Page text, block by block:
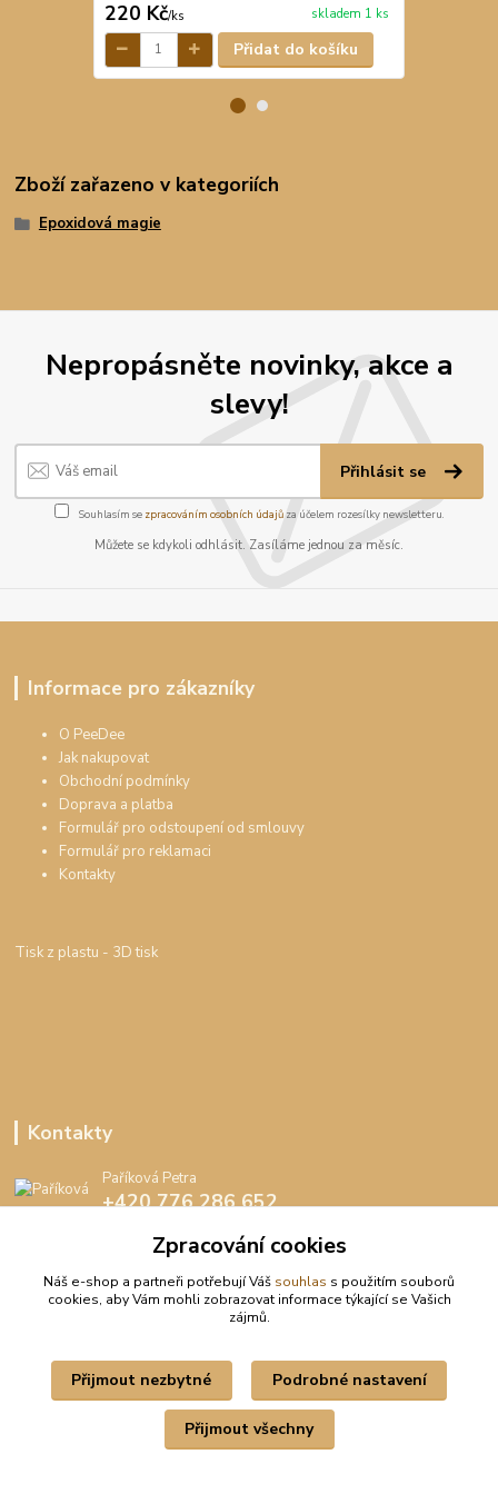
220 Kč/ks skladem 1 ks
Přidat do košíku
Zboží zařazeno v kategoriích
Epoxidová magie
Nepropásněte novinky, akce a
slevy!
Přihlásit se
Souhlasím se zpracováním osobních údajůza účelem rozesílky newsletteru.
Můžete se kdykoli odhlásit. Zasíláme jednou za měsíc.
Informace pro zákazníky
O PeeDee
Jak nakupovat
Obchodní podmínky
Doprava a platba
Formulář pro odstoupení od smlouvy
Formulář pro reklamaci
Kontakty
Tisk z plastu - 3D tisk
Kontakty
Paříková Petra
+420 776 286 652
Upravit sběr cookies.
Zpracování cookies
Náš e-shop a partneři potřebují Váš souhlas s použitím souborů
cookies, aby Vám mohli zobrazovat informace týkající se Vašich
zájmů.
Přijmout nezbytné Podrobné nastavení
Přijmout všechny